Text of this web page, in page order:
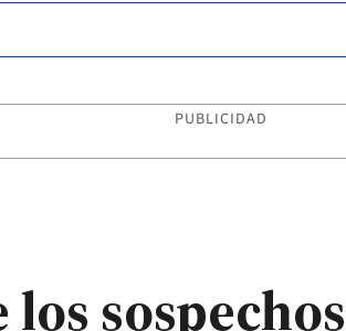
PUBLICIDAD